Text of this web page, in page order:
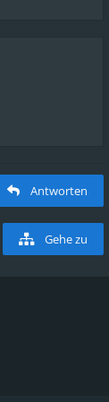
Antworten
Gehe zu